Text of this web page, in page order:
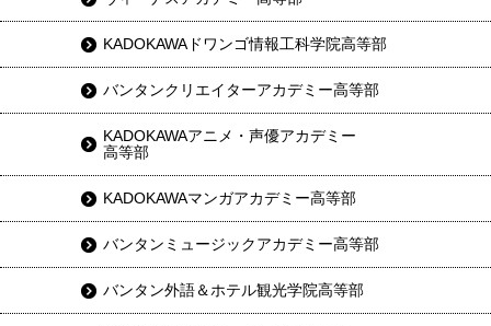
KADOKAWAドワンゴ情報工科学院高等部
バンタンクリエイターアカデミー高等部
KADOKAWAアニメ・声優アカデミー
高等部
KADOKAWAマンガアカデミー高等部
バンタンミュージックアカデミー高等部
バンタン外語＆ホテル観光学院高等部